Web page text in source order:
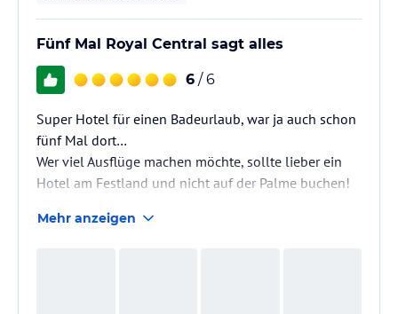
Fünf Mal Royal Central sagt alles
6 / 6
Super Hotel für einen Badeurlaub, war ja auch schon
fünf Mal dort…
Wer viel Ausflüge machen möchte, sollte lieber ein
Hotel am Festland und nicht auf der Palme buchen!
Mehr anzeigen